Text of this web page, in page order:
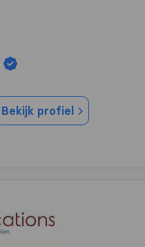
Bekijk profiel